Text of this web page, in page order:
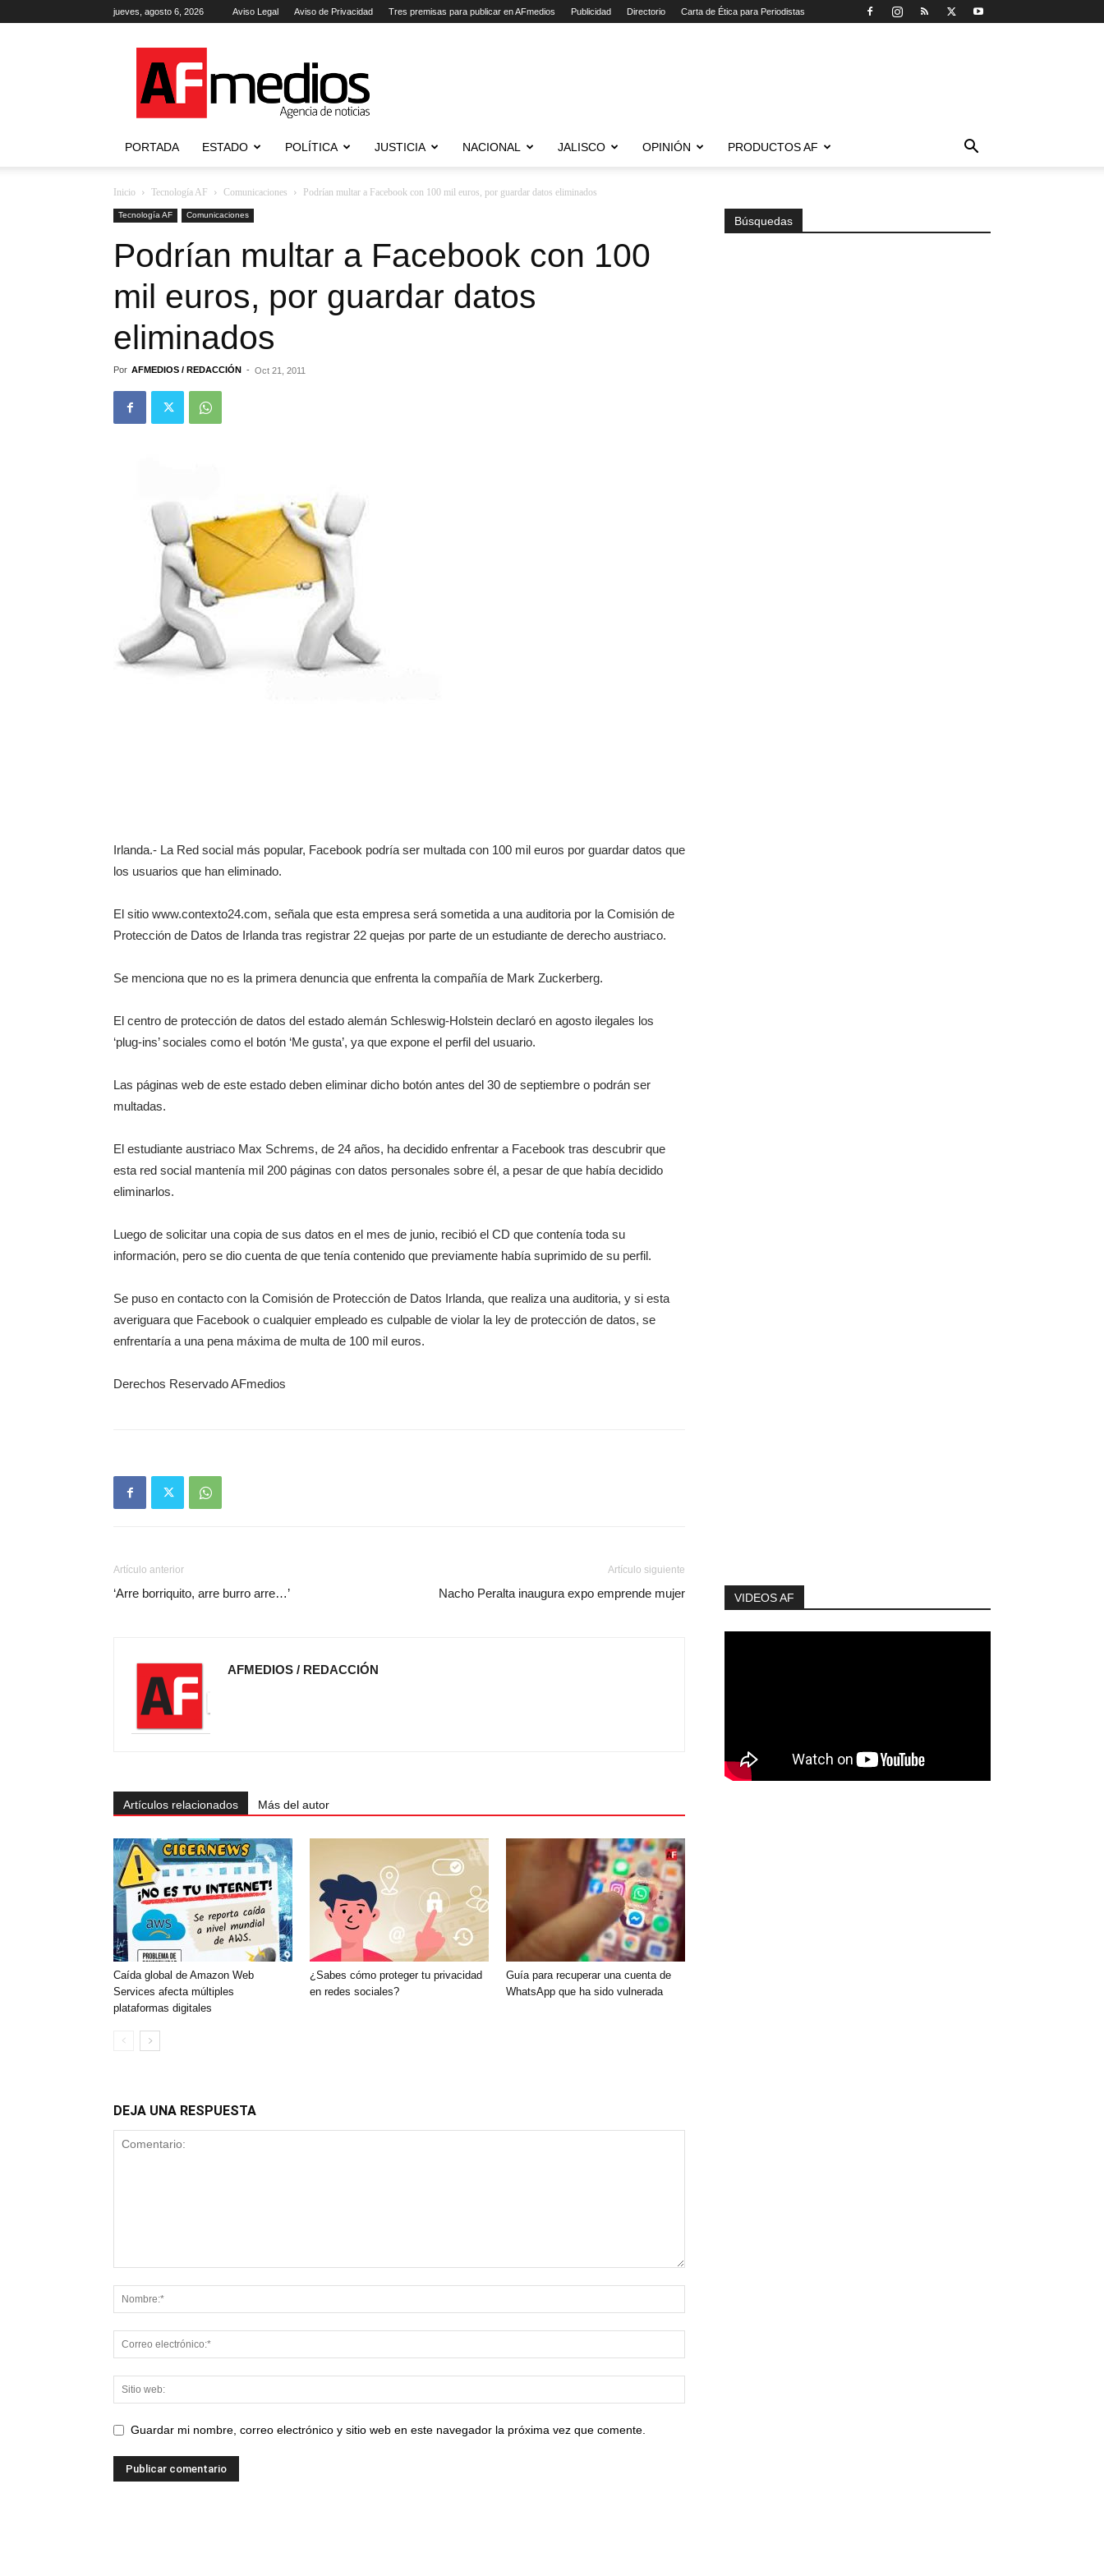
jueves, agosto 6, 2026 Aviso Legal Aviso de Privacidad Tres premisas para publicar en AFmedios Publicidad Directorio Carta de Ética para Periodistas
Agencia
de
Noticias
PORTADA ESTADO POLÍTICA JUSTICIA NACIONAL JALISCO OPINIÓN PRODUCTOS AF
Inicio Tecnología AF Comunicaciones Podrían multar a Facebook con 100 mil euros, por guardar datos eliminados
Tecnología AF Comunicaciones
Podrían multar a Facebook con 100
mil euros, por guardar datos
eliminados
Por AFMEDIOS / REDACCIÓN - Oct 21, 2011
Irlanda.- La Red social más popular, Facebook podría ser multada con 100 mil euros por guardar datos que
los usuarios que han eliminado.
El sitio www.contexto24.com, señala que esta empresa será sometida a una auditoria por la Comisión de
Protección de Datos de Irlanda tras registrar 22 quejas por parte de un estudiante de derecho austriaco.
Se menciona que no es la primera denuncia que enfrenta la compañía de Mark Zuckerberg.
El centro de protección de datos del estado alemán Schleswig-Holstein declaró en agosto ilegales los
‘plug-ins’ sociales como el botón ‘Me gusta’, ya que expone el perfil del usuario.
Las páginas web de este estado deben eliminar dicho botón antes del 30 de septiembre o podrán ser
multadas.
El estudiante austriaco Max Schrems, de 24 años, ha decidido enfrentar a Facebook tras descubrir que
esta red social mantenía mil 200 páginas con datos personales sobre él, a pesar de que había decidido
eliminarlos.
Luego de solicitar una copia de sus datos en el mes de junio, recibió el CD que contenía toda su
información, pero se dio cuenta de que tenía contenido que previamente había suprimido de su perfil.
Se puso en contacto con la Comisión de Protección de Datos Irlanda, que realiza una auditoria, y si esta
averiguara que Facebook o cualquier empleado es culpable de violar la ley de protección de datos, se
enfrentaría a una pena máxima de multa de 100 mil euros.
Derechos Reservado AFmedios
Artículo anterior
‘Arre borriquito, arre burro arre…’
Artículo siguiente
Nacho Peralta inaugura expo emprende mujer
AFMEDIOS / REDACCIÓN
Artículos relacionados Más del autor
Caída global de Amazon Web
Services afecta múltiples
plataformas digitales
¿Sabes cómo proteger tu privacidad
en redes sociales?
Guía para recuperar una cuenta de
WhatsApp que ha sido vulnerada
DEJA UNA RESPUESTA
Guardar mi nombre, correo electrónico y sitio web en este navegador la próxima vez que comente.
Búsquedas
VIDEOS AF